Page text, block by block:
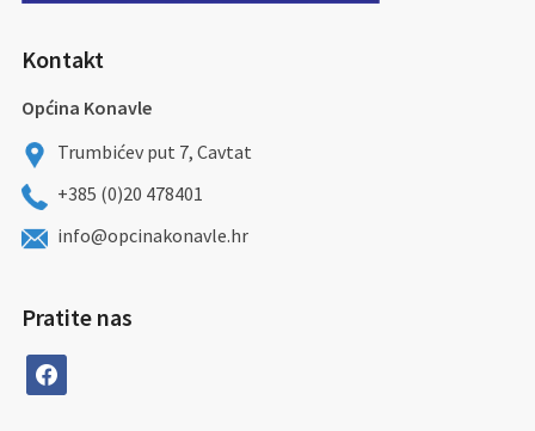
Kontakt
Općina Konavle
Trumbićev put 7, Cavtat
+385 (0)20 478401
info@opcinakonavle.hr
Pratite nas
facebook